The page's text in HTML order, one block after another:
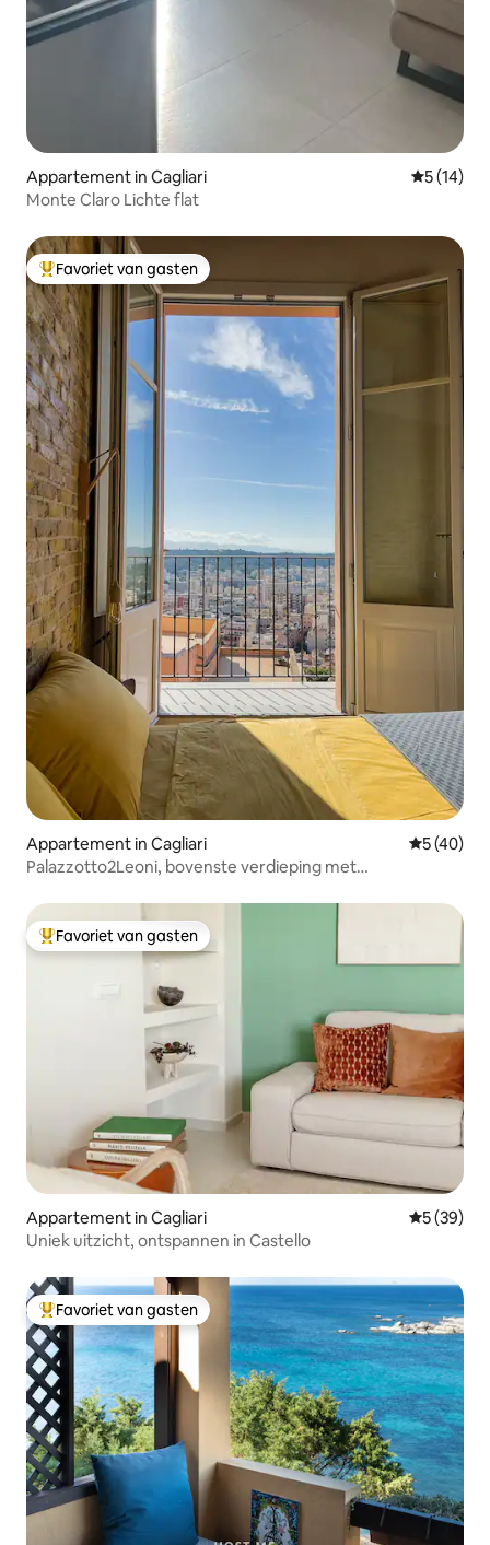
Appartement in Cagliari
5 (14)
Monte Claro Lichte flat
Topfavoriet van gasten
Favoriet van gasten
Appartement in Cagliari
5 (40)
Palazzotto2Leoni, bovenste verdieping met
Topfavoriet van gasten
Favoriet van gasten
Appartement in Cagliari
5 (39)
Uniek uitzicht, ontspannen in Castello
Topfavoriet van gasten
Favoriet van gasten